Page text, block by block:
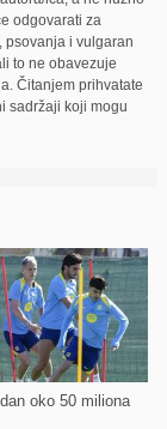
odgovarati za
psovanja i vulgaran
to ne obavezuje
Čitanjem prihvatate
sadržaji koji mogu
oko 50 miliona